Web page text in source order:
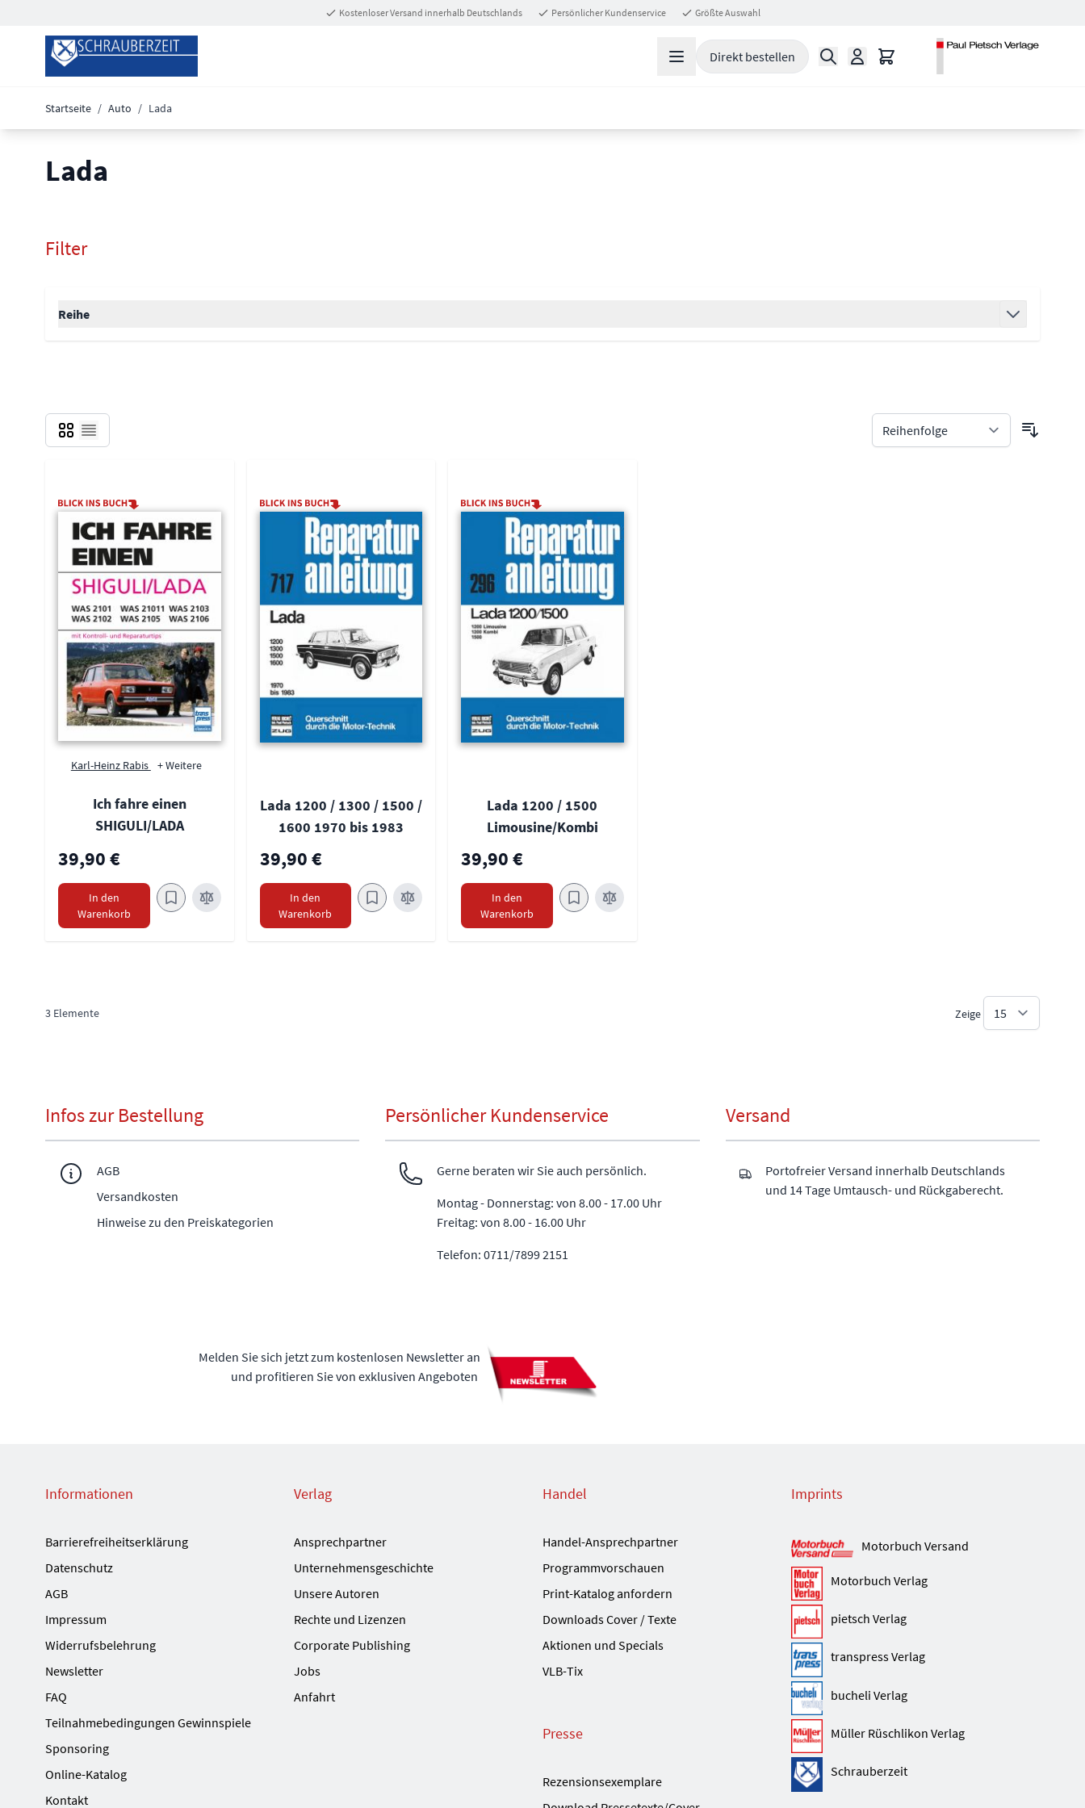
Kostenloser Versand innerhalb Deutschlands Persönlicher Kundenservice Größte Auswahl
Direkt bestellen Suche Warenkorb
Startseite / Auto / Lada
Lada
Filter
Reihefilter
Grid
Liste
Karl-Heinz Rabis + Weitere
Ich fahre einen
SHIGULI/LADA
39,90 €
In den
Warenkorb
Lada 1200 / 1300 / 1500 /
1600 1970 bis 1983
39,90 €
In den
Warenkorb
Lada 1200 / 1500
Limousine/Kombi
39,90 €
In den
Warenkorb
3 Elemente Zeige
Infos zur Bestellung
AGB
Versandkosten
Hinweise zu den Preiskategorien
Persönlicher Kundenservice
Gerne beraten wir Sie auch persönlich.
Montag - Donnerstag: von 8.00 - 17.00 Uhr
Freitag: von 8.00 - 16.00 Uhr
Telefon: 0711/7899 2151
Versand
Portofreier Versand innerhalb Deutschlands
und 14 Tage Umtausch- und Rückgaberecht.
Melden Sie sich jetzt zum kostenlosen Newsletter an
und profitieren Sie von exklusiven Angeboten
Informationen
Barrierefreiheitserklärung
Datenschutz
AGB
Impressum
Widerrufsbelehrung
Newsletter
FAQ
Teilnahmebedingungen Gewinnspiele
Sponsoring
Online-Katalog
Kontakt
Verlag
Ansprechpartner
Unternehmensgeschichte
Unsere Autoren
Rechte und Lizenzen
Corporate Publishing
Jobs
Anfahrt
Handel
Handel-Ansprechpartner
Programmvorschauen
Print-Katalog anfordern
Downloads Cover / Texte
Aktionen und Specials
VLB-Tix
Presse
Rezensionsexemplare
Imprints
Motorbuch Versand
Motorbuch Verlag
pietsch Verlag
transpress Verlag
bucheli Verlag
Müller Rüschlikon Verlag
Schrauberzeit